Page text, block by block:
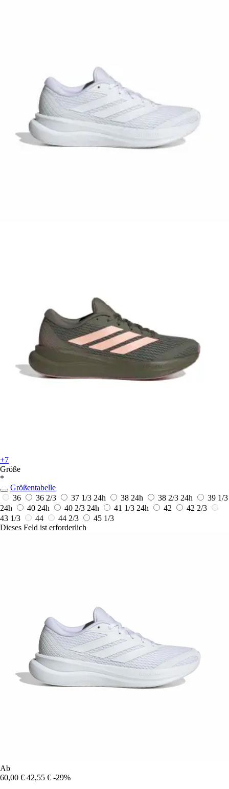
+7
Größe
*
Größentabelle
36
36 2/3 37 1/3 24h 38 24h 38 2/3 24h
39 1/3
24h
40 24h 40 2/3 24h 41 1/3 24h 42
42 2/3
43 1/3
44 44 2/3
45 1/3
Dieses Feld ist erforderlich
Ab
60,00 € 42,55 € -29%